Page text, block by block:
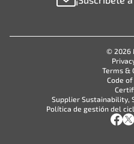
© 2026
Terms &
Code
Supplier Sustainability,
Política de gestión del